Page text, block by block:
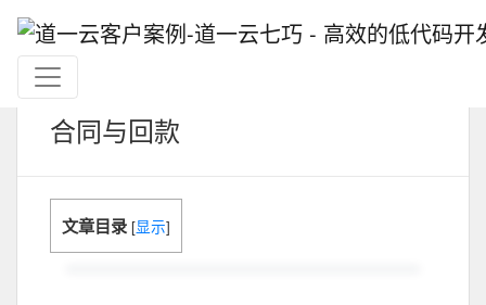
合同与回款
文章目录 [显示]